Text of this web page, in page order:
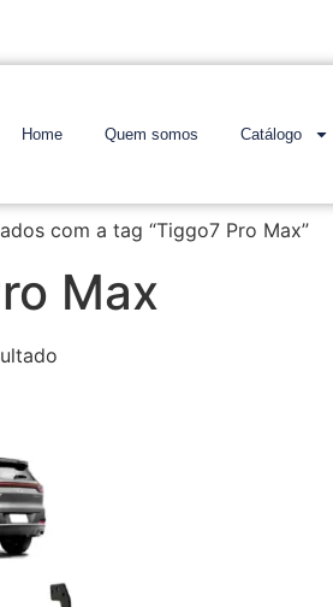
Home Quem somos Catálogo
com a tag “Tiggo7 Pro Max”
Max